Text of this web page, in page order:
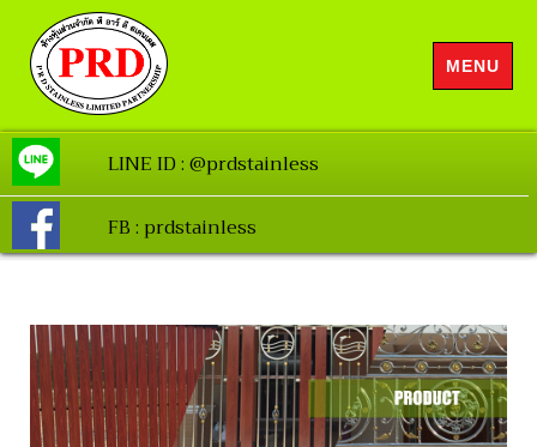
MENU
LINE ID : @prdstainless
FB : prdstainless